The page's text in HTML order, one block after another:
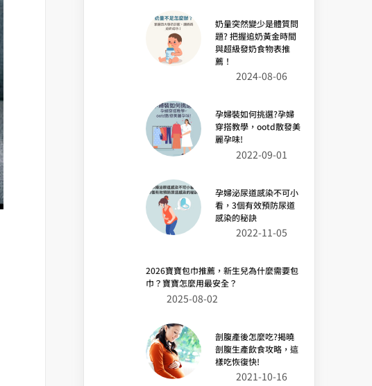
奶量突然變少是體質問
題? 把握追奶黃金時間
與超級發奶食物表推
薦！
2024-08-06
孕婦裝如何挑選?孕婦
穿搭教學，ootd散發美
麗孕味!
2022-09-01
孕婦泌尿道感染不可小
看，3個有效預防尿道
感染的秘訣
2022-11-05
2026寶寶包巾推薦，新生兒為什麼需要包
巾？寶寶怎麼用最安全？
2025-08-02
剖腹產後怎麼吃?揭曉
剖腹生產飲食攻略，這
樣吃恢復快!
2021-10-16